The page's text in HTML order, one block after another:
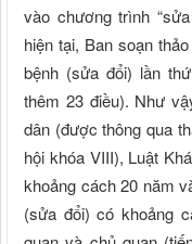
vào chương trình
hiện tại, Ban soạn
bệnh (sửa đổi) lần
thêm 23 điều). Như
dân (được thông qua
hội khóa VIII), Luật
khoảng cách 20 năm
(sửa đổi) có khoảng